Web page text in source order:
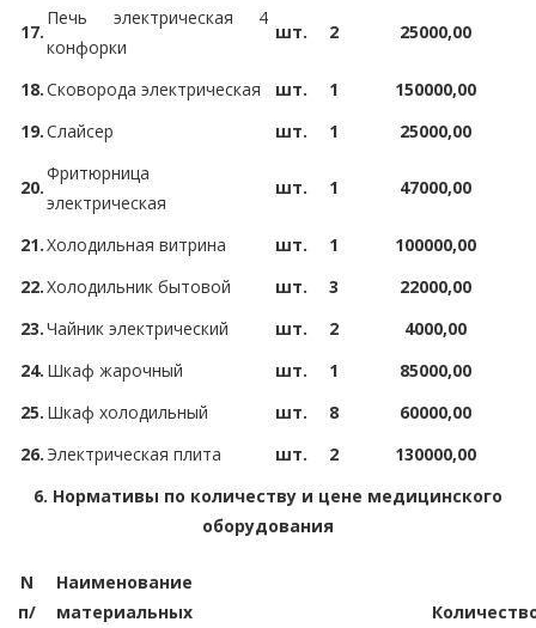
17.
Печь электрическая 4
конфорки
шт. 2 25000,00
18.Сковорода электрическая шт. 1
150000,00
19.Слайсер шт. 1 25000,00
20.
Фритюрница
электрическая
шт. 1 47000,00
21.Холодильная витрина шт. 1
100000,00
22.Холодильник бытовой шт. 3
22000,00
23.Чайник электрический шт. 2
4000,00
24. Шкаф жарочный шт. 1
85000,00
25. Шкаф холодильный шт. 8
60000,00
26. Электрическая плита шт. 2
130000,00
6. Нормативы по количеству и цене медицинского
оборудования
N
п/
Наименование
материальных